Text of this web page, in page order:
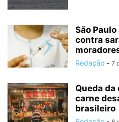
São
contra
Redação - 7
Queda da
carne
brasileiro